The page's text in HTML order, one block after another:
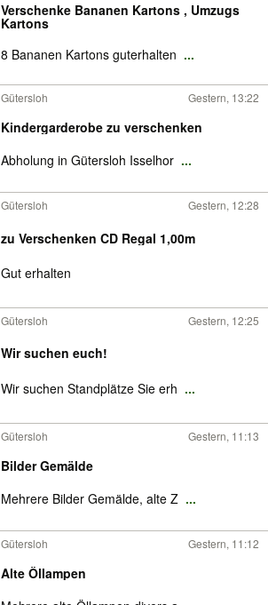
Verschenke Bananen Kartons , Umzugs
Kartons
8 Bananen Kartons guterhalten ...
Gütersloh Gestern, 13:22
Kindergarderobe zu verschenken
Abholung in Gütersloh Isselhor ...
Gütersloh Gestern, 12:28
zu Verschenken CD Regal 1,00m
Gut erhalten
Gütersloh Gestern, 12:25
Wir suchen euch!
Wir suchen Standplätze Sie erh ...
Gütersloh Gestern, 11:13
Bilder Gemälde
Mehrere Bilder Gemälde, alte Z ...
Gütersloh Gestern, 11:12
Alte Öllampen